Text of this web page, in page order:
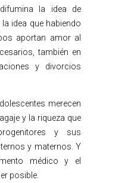
la idea de
idea que habiendo
aportan amor al
también en
y divorcios
merecen
y la riqueza que
y sus
y maternos. Y
médico y el
posible.